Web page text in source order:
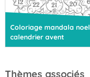
Coloriage mandala noel
calendrier avent
Thèmes associés